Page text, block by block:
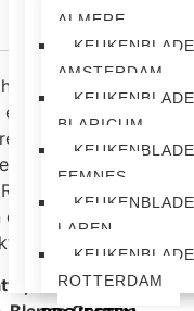
ALMERE
AMSTERDAM
BLARICUM
EEMNES
LAREN
ROTTERDAM
innovatie.
zeer geringe
met lange
veel
keuze uit
cement
in Europa.
Calacatta Gold,